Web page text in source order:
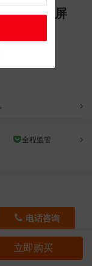
立即购买
,
全程监管
电话咨询